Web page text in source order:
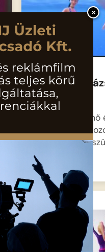
×
Barbie –
utazás 04
Annika hercegnő
pegazussá
Aidannel